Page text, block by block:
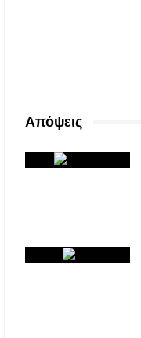
Απόψεις